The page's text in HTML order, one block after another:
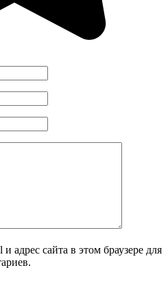
адрес сайта в этом браузере для